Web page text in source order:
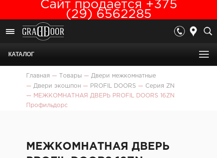
Сайт продается +375
(29) 6562285
КАТАЛОГ
Главная — Товары — Двери межкомнатные
— Двери экошпон — PROFIL DOORS — Серия ZN
—
МЕЖКОМНАТНАЯ ДВЕРЬ PROFIL DOORS 16ZN
Профильдорс
МЕЖКОМНАТНАЯ ДВЕРЬ